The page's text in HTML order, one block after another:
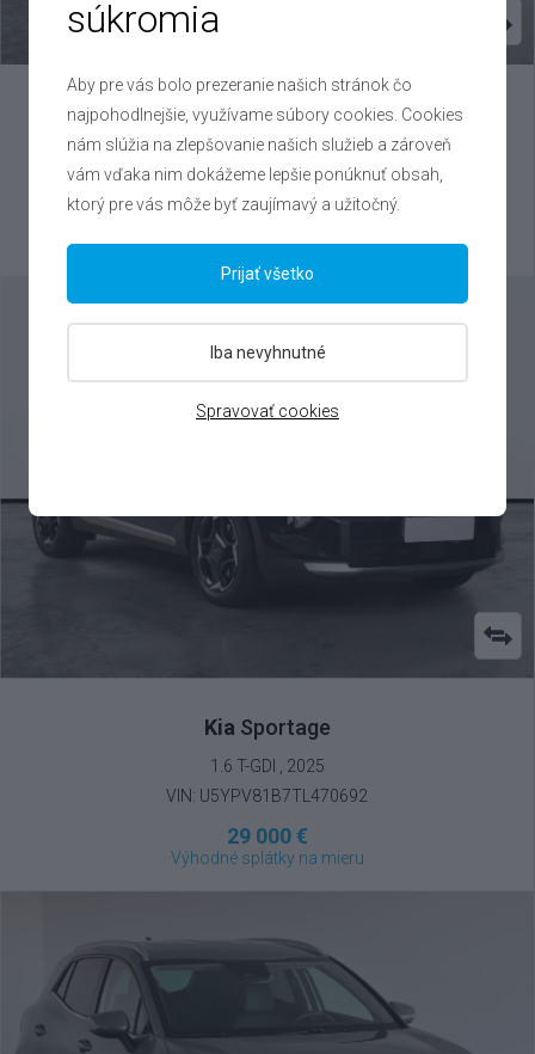
KiaSportage
1.6 T-GDI , 2025
VIN: U5YPV81B1TL488878
30 000 €
Výhodné splátky na mieru
Kia Sportage
1.6 T-GDI , 2025
VIN: U5YPV81B7TL470692
29 000 €
Výhodné splátky na mieru
súkromia
Aby pre vás bolo prezeranie našich stránok čo
najpohodlnejšie, využívame súbory cookies. Cookies
nám slúžia na zlepšovanie našich služieb a zároveň
vám vďaka nim dokážeme lepšie ponúknuť obsah,
ktorý pre vás môže byť zaujímavý a užitočný.
Spravovať cookies
Iba nevyhnutné
Prijať všetko